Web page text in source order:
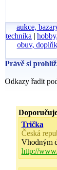
aukce,
technika |
obuv,
Právě si
Odkazy řadit
Trička
Česká
Vhodným
http://